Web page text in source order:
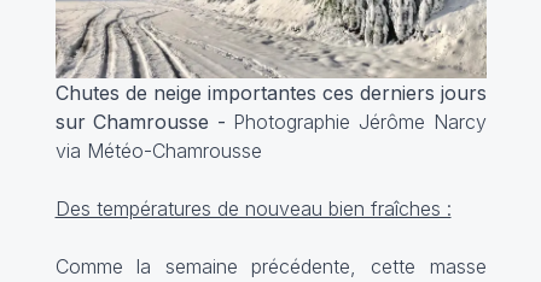
Chutes de neige importantes ces derniers jours
sur Chamrousse - Photographie Jérôme Narcy
via Météo-Chamrousse
Des températures de nouveau bien fraîches :
Comme la semaine précédente, cette masse